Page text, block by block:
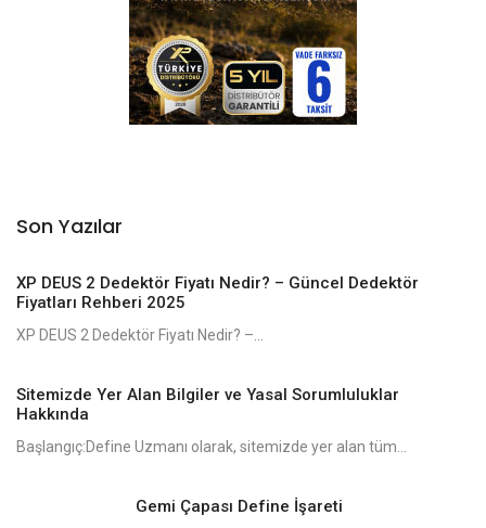
Son Yazılar
XP DEUS 2 Dedektör Fiyatı Nedir? – Güncel Dedektör
Fiyatları Rehberi 2025
XP DEUS 2 Dedektör Fiyatı Nedir? –...
Sitemizde Yer Alan Bilgiler ve Yasal Sorumluluklar
Hakkında
Başlangıç:Define Uzmanı olarak, sitemizde yer alan tüm...
Gemi Çapası Define İşareti